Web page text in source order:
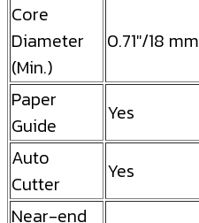
Core
Diameter
(Min.)
0.71″/18 mm
Paper
Guide
Yes
Auto
Cutter
Yes
Near-end